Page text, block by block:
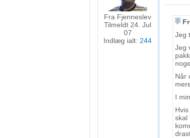
Fra Fjenneslev
Tilmeldt 24. Jul
07
Indlæg ialt: 244
Jeg
Jeg
Når
I
skal